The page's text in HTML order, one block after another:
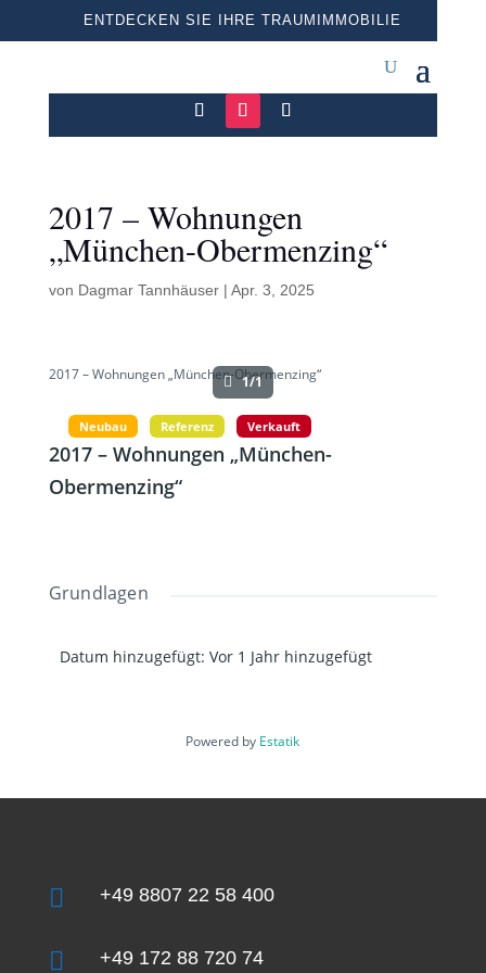
ENTDECKEN SIE IHRE TRAUMIMMOBILIE
2017 – Wohnungen
„München-Obermenzing“
von Dagmar Tannhäuser| Apr. 3, 2025
2017 – Wohnungen „München-Obermenzing“
Neubau Referenz Verkauft
1/1
2017 – Wohnungen „München-
Obermenzing“
Grundlagen
Datum hinzugefügt: Vor 1 Jahr hinzugefügt
Powered by Estatik
 +49 8807 22 58 400
 +49 172 88 720 74